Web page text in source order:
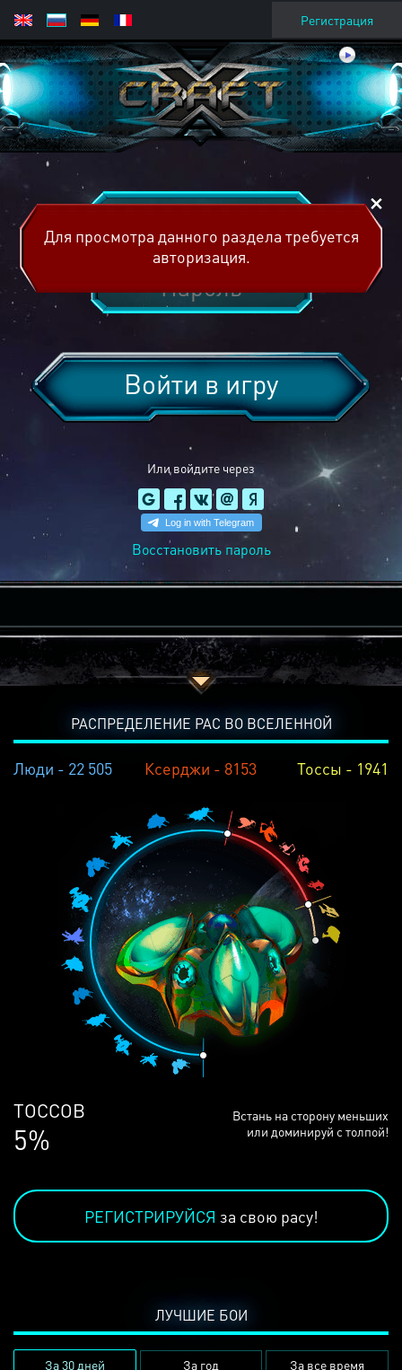
Регистрация
Или войдите через
Войти в игру
Восстановить пароль
Для просмотра данного раздела требуется
авторизация.
РАСПРЕДЕЛЕНИЕ РАС ВО ВСЕЛЕННОЙ
Люди - 22 505 Ксерджи - 8153 Тоссы - 1941
ЛЮДЕЙ
69%
Встань на сторону меньших
или доминируй с толпой!
РЕГИСТРИРУЙСЯ за свою расу!
ЛУЧШИЕ БОИ
За 30 дней За год За все время